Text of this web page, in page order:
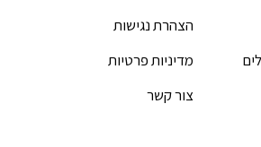
הצהרת נגישות
מדיניות פרטיות
צור קשר